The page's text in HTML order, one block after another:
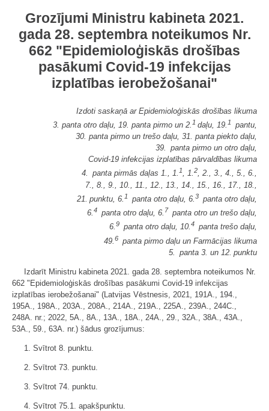
Grozījumi Ministru kabineta 2021.
gada 28. septembra noteikumos Nr.
662 "Epidemioloģiskās drošības
pasākumi Covid-19 infekcijas
izplatības ierobežošanai"
Izdoti saskaņā ar Epidemioloģiskās drošības likuma
3. panta otro daļu, 19. panta pirmo un 2. 1 daļu, 19. 1
pantu,
30. panta pirmo un trešo daļu, 31. panta piekto daļu,
39. panta pirmo un otro daļu,
Covid-19 infekcijas izplatības pārvaldības likuma
4. panta pirmās daļas 1., 1. 1, 1.2, 2., 3., 4., 5., 6.,
7., 8., 9., 10., 11., 12., 13., 14., 15., 16., 17., 18.,
21. punktu, 6. 1 panta otro daļu, 6. 3 panta otro daļu,
6.4 panta otro daļu, 6. 7 panta otro un trešo daļu,
6.9 panta otro daļu, 10.4 panta trešo daļu,
49. 6 panta pirmo daļu un Farmācijas likuma
5. panta 3. un 12. punktu
Izdarīt Ministru kabineta 2021. gada 28. septembra noteikumos Nr.
662 "Epidemioloģiskās drošības pasākumi Covid-19 infekcijas
izplatības ierobežošanai" (Latvijas Vēstnesis, 2021, 191A., 194.,
195A., 198A., 203A., 208A., 214A., 219A., 225A., 239A., 244C.,
248A. nr.; 2022, 5A., 8A., 13A., 18A., 24A., 29., 32A., 38A., 43A.,
53A., 59., 63A. nr.) šādus grozījumus:
1. Svītrot 8. punktu.
2. Svītrot 73. punktu.
3. Svītrot 74. punktu.
4. Svītrot 75.1. apakšpunktu.